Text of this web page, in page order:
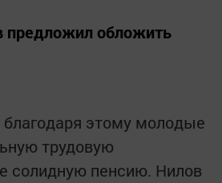
предложил обложить
этому молодые
трудовую
солидную пенсию. Нилов